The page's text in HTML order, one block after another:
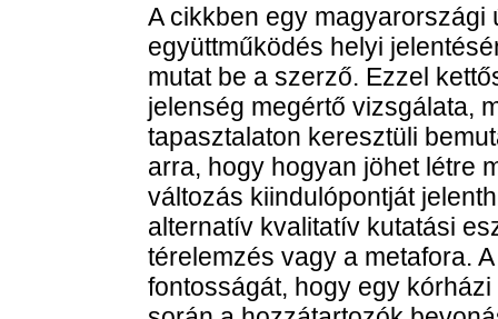
A cikkben egy
együttműködés helyi
mutat be a szerző. Ezzel
jelenség megértő vizsgálata,
tapasztalaton keresztüli
arra, hogy hogyan jöhet létre
változás kiindulópontját
alternatív kvalitatív kutatási
térelemzés vagy a metafora.
fontosságát, hogy egy